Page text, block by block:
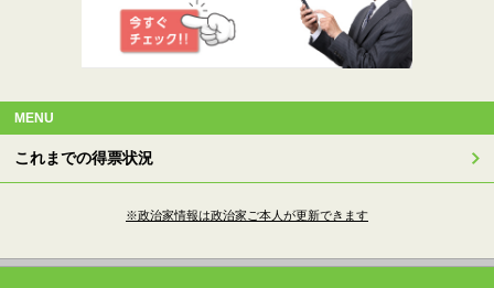
MENU
これまでの得票状況
※政治家情報は政治家ご本人が更新できます